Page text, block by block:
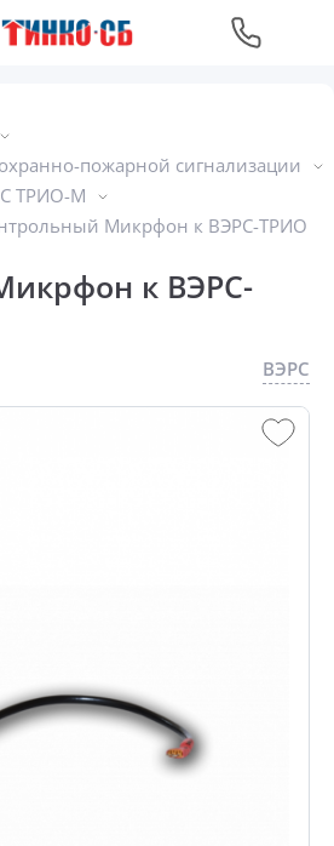
пожарной сигнализации
ТРИО-М
Микрфон к ВЭРС-ТРИО
к ВЭРС-
ВЭРС